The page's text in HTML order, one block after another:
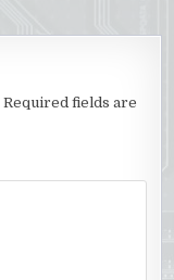
Required fields are